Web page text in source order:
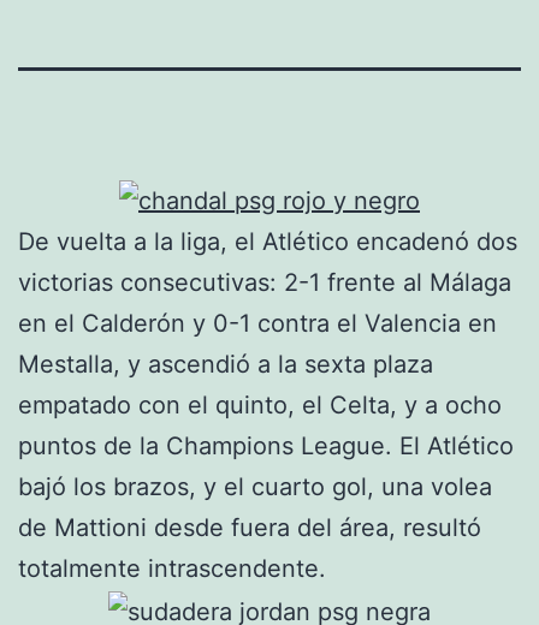
De vuelta a la liga, el Atlético encadenó dos
victorias consecutivas: 2-1 frente al Málaga
en el Calderón y 0-1 contra el Valencia en
Mestalla, y ascendió a la sexta plaza
empatado con el quinto, el Celta, y a ocho
puntos de la Champions League. El Atlético
bajó los brazos, y el cuarto gol, una volea
de Mattioni desde fuera del área, resultó
totalmente intrascendente.